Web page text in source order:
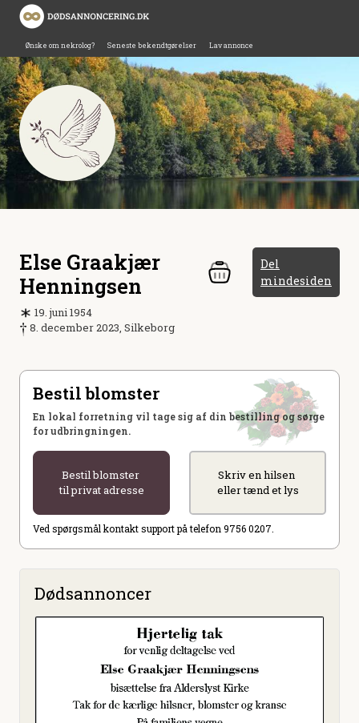
Ønske om nekrolog? Seneste bekendtgørelser Lav annonce
Else Graakjær
Henningsen
Del
mindesiden
19. juni 1954
8. december 2023, Silkeborg
Bestil blomster
En lokal forretning vil tage sig af din bestilling og sørge
for udbringningen.
Bestil blomster
til privat adresse
Skriv en hilsen
eller tænd et lys
Ved spørgsmål kontakt support på telefon 9756 0207.
Dødsannoncer